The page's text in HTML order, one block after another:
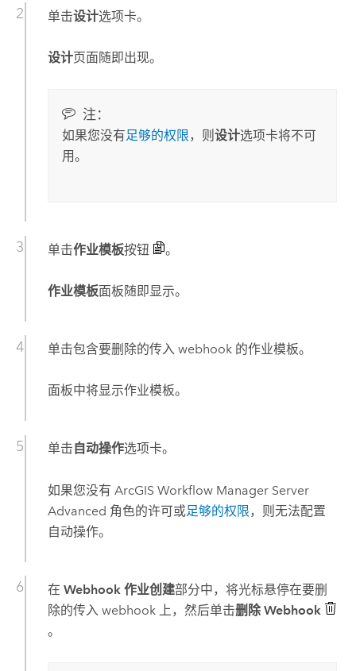
单击设计选项卡。
设计页面随即出现。
注：
如果您没有足够的权限，则 设计选项卡将不可
用。
单击作业模板按钮 。
作业模板面板随即显示。
单击包含要删除的传入 webhook 的作业模板。
面板中将显示作业模板。
单击 自动操作选项卡。
如果您没有 ArcGIS Workflow Manager Server
Advanced 角色的许可或足够的权限，则无法配置
自动操作。
在 Webhook 作业创建部分中，将光标悬停在要删
除的传入 webhook 上，然后单击删除 Webhook
。